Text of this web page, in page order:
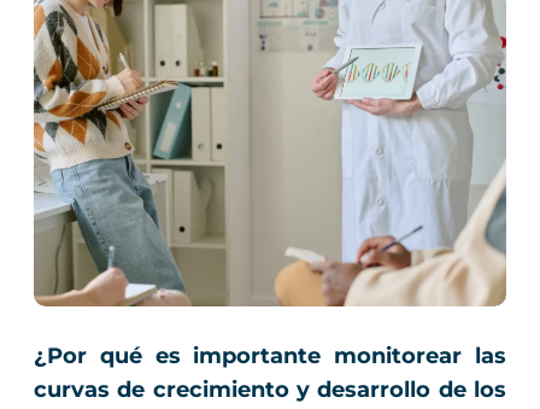
¿Por qué es importante monitorear las
curvas de crecimiento y desarrollo de los